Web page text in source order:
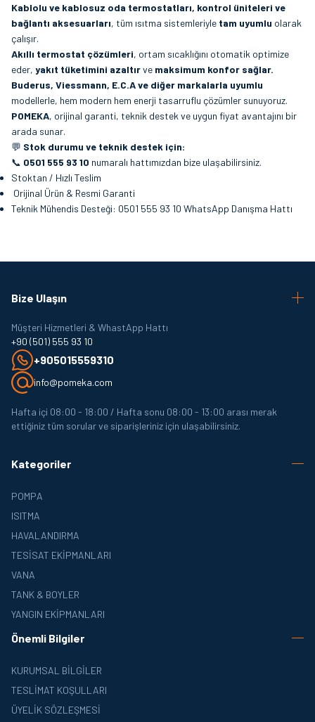
Kablolu ve kablosuz oda termostatları, kontrol üniteleri ve
bağlantı aksesuarları, tüm ısıtma sistemleriyle tam uyumlu olarak
çalışır.
Akıllı termostat çözümleri, ortam sıcaklığını otomatik optimize
eder, yakıt tüketimini azaltırve maksimum konfor sağlar.
Buderus, Viessmann, E.C.A ve diğer markalarla uyumlu
modellerle, hem modern hem enerji tasarruflu çözümler sunuyoruz.
POMEKA, orijinal garanti, teknik destek ve uygun fiyat avantajını bir
arada sunar.
💬 Stok durumu ve teknik destek için:
📞 0501 555 93 10 numaralı hattımızdan bize ulaşabilirsiniz.
Stoktan / Hızlı Teslim
Orijinal Ürün & Resmi Garanti
Teknik Mühendis Desteği: 0501 555 93 10 WhatsApp Danışma Hattı
Bize Ulaşın
Müşteri Hizmetleri & WhastApp Hattı
+90 (501) 555 93 10
+905015559310
info@pomeka.com
Hafta içi 08:00 - 18:00 / Hafta sonu 08:00 - 13:00 arası merak
ettiğiniz tüm sorular ve siparişleriniz için ulaşabilirsiniz.
Kategoriler
POMPA
ISITMA
HAVALANDIRMA
TESISAT EKIPMANLARI
VANA
TANK & BOYLER
YANGIN EKIPMANLARI
Önemli Bilgiler
KURUMSAL BILGILER
TESLIMAT KOŞULLARI
ÜYELIK SÖZLEŞMESI